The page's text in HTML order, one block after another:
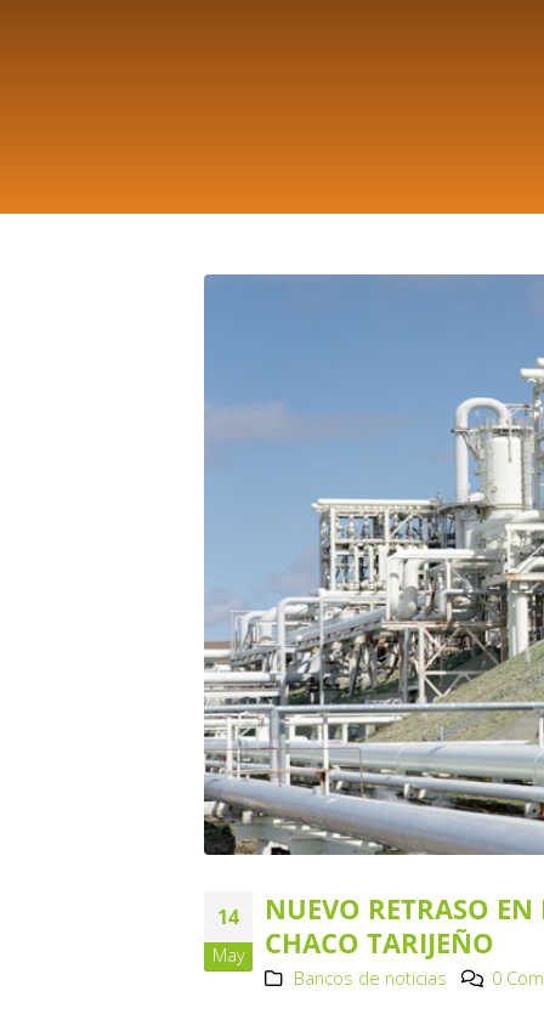
14
May
NUEVO RETRASO
CHACO TARIJEÑO
Bancos de noticias 0